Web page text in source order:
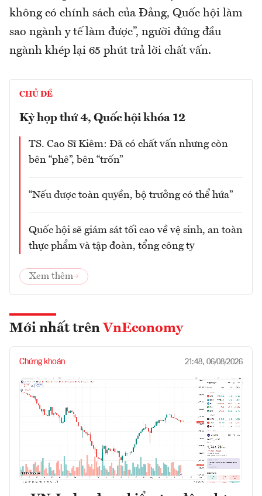
không có chính sách của Đảng, Quốc hội làm
sao ngành y tế làm được”, người đứng đầu
ngành khép lại 65 phút trả lời chất vấn.
CHỦ ĐỀ
Kỳ họp thứ 4, Quốc hội khóa 12
TS. Cao Sĩ Kiêm: Đã có chất vấn nhưng còn
bên “phê”, bên “trốn”
“Nếu được toàn quyền, bộ trưởng có thể hứa”
Quốc hội sẽ giám sát tối cao về vệ sinh, an toàn
thực phẩm và tập đoàn, tổng công ty
Xem thêm
Mới nhất trên VnEconomy
Chứng khoán 21:48, 06/08/2026